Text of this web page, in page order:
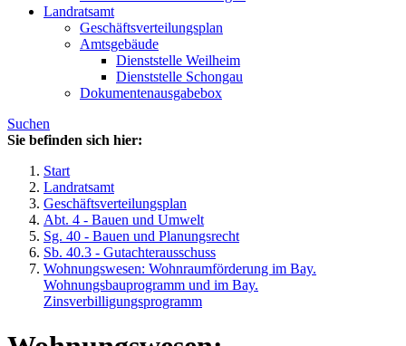
Landratsamt
Geschäftsverteilungsplan
Amtsgebäude
Dienststelle Weilheim
Dienststelle Schongau
Dokumentenausgabebox
Suchen
Sie befinden sich hier:
Start
Landratsamt
Geschäftsverteilungsplan
Abt. 4 - Bauen und Umwelt
Sg. 40 - Bauen und Planungsrecht
Sb. 40.3 - Gutachterausschuss
Wohnungswesen: Wohnraumförderung im Bay.
Wohnungsbauprogramm und im Bay.
Zinsverbilligungsprogramm